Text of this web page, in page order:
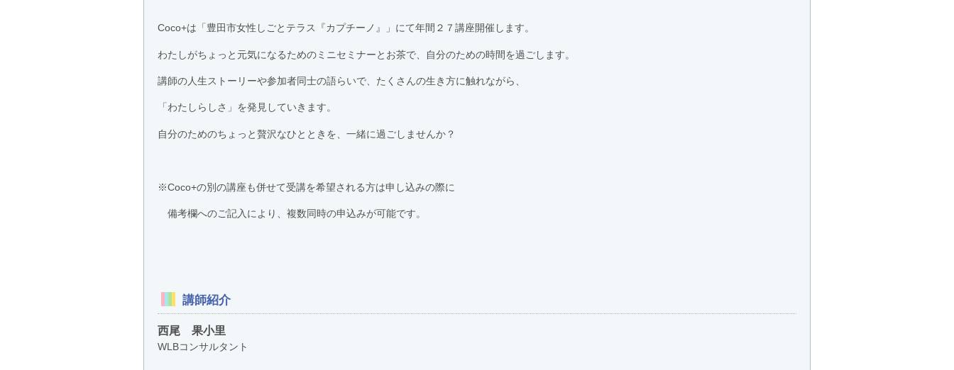
Coco+は「豊田市女性しごとテラス『カプチーノ』」にて年間２７講座開催します。
わたしがちょっと元気になるためのミニセミナーとお茶で、自分のための時間を過ごします。
講師の人生ストーリーや参加者同士の語らいで、たくさんの生き方に触れながら、
「わたしらしさ」を発見していきます。
自分のためのちょっと贅沢なひとときを、一緒に過ごしませんか？
※Coco+の別の講座も併せて受講を希望される方は申し込みの際に
備考欄へのご記入により、複数同時の申込みが可能です。
講師紹介
西尾 果小里
WLBコンサルタント